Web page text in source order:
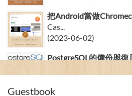
把Android當做
Cas...
(2023-06-02)
PostgreSQL的備份與復
Guestbook